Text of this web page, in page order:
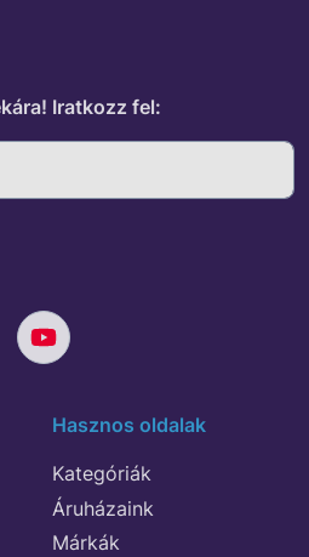
Iratkozz fel:
Hasznos oldalak
Kategóriák
Áruházaink
Márkák